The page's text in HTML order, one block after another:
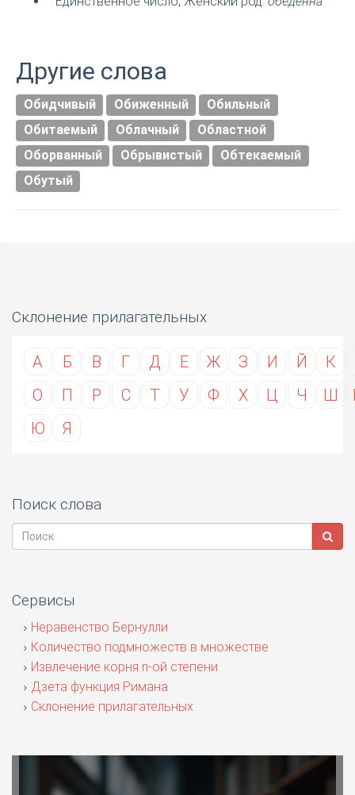
Другие слова
Обидчивый Обиженный
Обильный
Обитаемый
Облачный
Областной
Оборванный
Обрывистый
Обтекаемый
Обутый
Склонение прилагательных
А Б В Г Д Е Ж З И Й К
О
П Р С Т У Ф Х Ц Ч Ш
Ю
Я
Поиск слова
Сервисы
Неравенство Бернулли
Количество подмножеств в множестве
Извлечение корня n-ой степени
Дзета функция Римана
Склонение прилагательных